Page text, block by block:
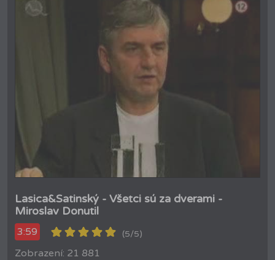
Lasica&Satinský - Všetci sú za dverami -
Miroslav Donutil
3:59 (5/5)
Zobrazení: 21 881